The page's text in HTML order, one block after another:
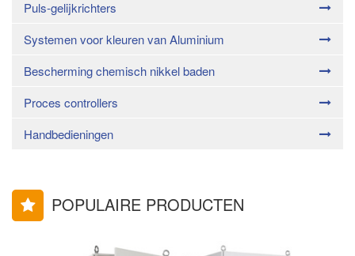
Puls-gelijkrichters
Systemen voor kleuren van Aluminium
Bescherming chemisch nikkel baden
Proces controllers
Handbedieningen
POPULAIRE PRODUCTEN